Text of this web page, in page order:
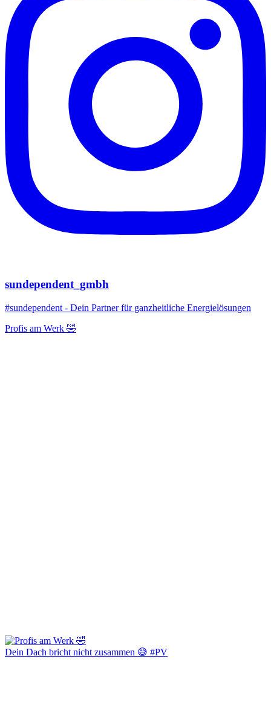
sundependent_gmbh
#sundependent - Dein Partner für ganzheitliche Energielösungen
Profis am Werk 🤣
Dein Dach bricht nicht zusammen 😅 #PV